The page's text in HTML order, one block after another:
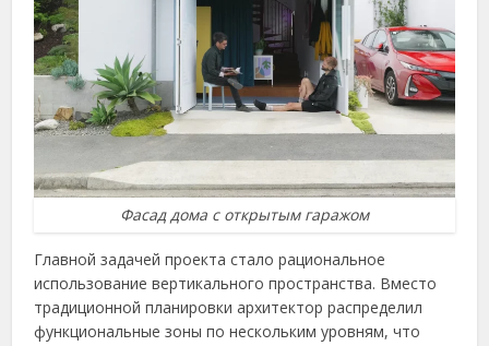
Фасад дома с открытым гаражом
Главной задачей проекта стало рациональное
использование вертикального пространства. Вместо
традиционной планировки архитектор распределил
функциональные зоны по нескольким уровням, что